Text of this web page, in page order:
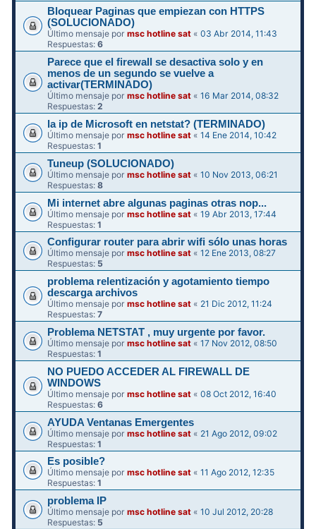
Bloquear Paginas que empiezan con HTTPS
(SOLUCIONADO)
Último mensaje pormsc hotline sat «03 Abr 2014, 11:43
Respuestas:6
Parece que el firewall se desactiva solo y en
menos de un segundo se vuelve a
activar(TERMINADO)
Último mensaje pormsc hotline sat «16 Mar 2014, 08:32
Respuestas:2
la ip de Microsoft en netstat? (TERMINADO)
Último mensaje pormsc hotline sat «14 Ene 2014, 10:42
Respuestas:1
Tuneup (SOLUCIONADO)
Último mensaje pormsc hotline sat «10 Nov 2013, 06:21
Respuestas:8
Mi internet abre algunas paginas otras nop...
Último mensaje pormsc hotline sat «19 Abr 2013, 17:44
Respuestas:1
Configurar router para abrir wifi sólo unas horas
Último mensaje pormsc hotline sat «12 Ene 2013, 08:27
Respuestas: 5
problema relentización y agotamiento tiempo
descarga archivos
Último mensaje pormsc hotline sat « 21 Dic 2012, 11:24
Respuestas:7
Problema NETSTAT , muy urgente por favor.
Último mensaje pormsc hotline sat «17 Nov 2012, 08:50
Respuestas:1
NO PUEDO ACCEDER AL FIREWALL DE
WINDOWS
Último mensaje pormsc hotline sat «08 Oct 2012, 16:40
Respuestas:6
AYUDA Ventanas Emergentes
Último mensaje pormsc hotline sat « 21 Ago 2012, 09:02
Respuestas:1
Es posible?
Último mensaje pormsc hotline sat «11 Ago 2012, 12:35
Respuestas:1
problema IP
Último mensaje pormsc hotline sat «10 Jul 2012, 20:28
Respuestas: 5